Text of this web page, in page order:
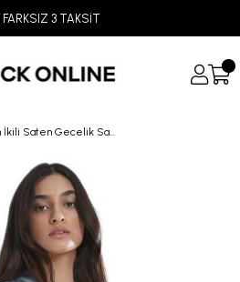
FARKSIZ 3 TAKSİT
Pierre Cardin Kadın İkili Saten Gecelik Sabahlık Takım 4090